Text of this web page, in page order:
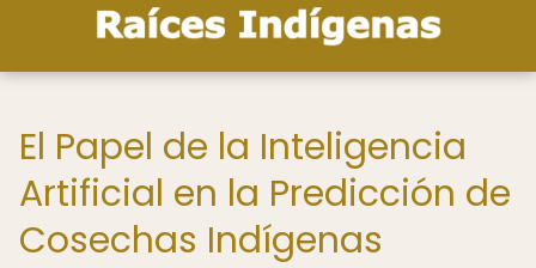
El Papel de la Inteligencia
Artificial en la Predicción de
Cosechas Indígenas